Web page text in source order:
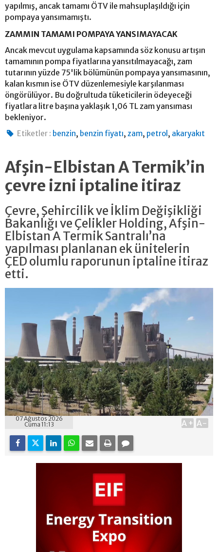
yapılmış, ancak tamamı ÖTV ile mahsuplaşıldığı için
pompaya yansımamıştı.
ZAMMIN TAMAMI POMPAYA YANSIMAYACAK
Ancak mevcut uygulama kapsamında söz konusu artışın
tamamının pompa fiyatlarına yansıtılmayacağı, zam
tutarının yüzde 75'lik bölümünün pompaya yansımasının,
kalan kısmın ise ÖTV düzenlemesiyle karşılanması
öngörülüyor. Bu doğrultuda tüketicilerin ödeyeceği
fiyatlara litre başına yaklaşık 1,06 TL zam yansıması
bekleniyor.
Etiketler : benzin, benzin fiyatı,zam, petrol , akaryakıt
Afşin-Elbistan A Termik’in
çevre izni iptaline itiraz
Çevre, Şehircilik ve İklim Değişikliği
Bakanlığı ve Çelikler Holding, Afşin-
Elbistan A Termik Santralı’na
yapılması planlanan ek ünitelerin
ÇED olumlu raporunun iptaline itiraz
etti.
07 Ağustos 2026
Cuma 11:13
A+ A-